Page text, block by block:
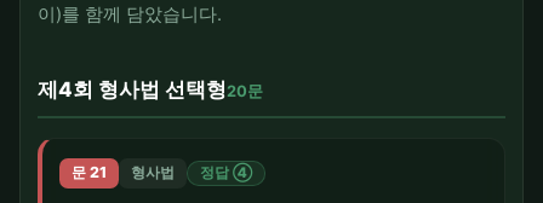
이)를 함께 담았습니다.
제4회 형사법 선택형20문
문 21 형사법 정답 ④